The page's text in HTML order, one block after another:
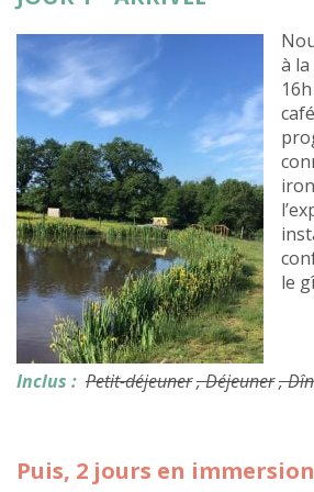
à
le
Inclus : Petit-déjeuner, Déjeuner,
Puis, 2 jours en immersion